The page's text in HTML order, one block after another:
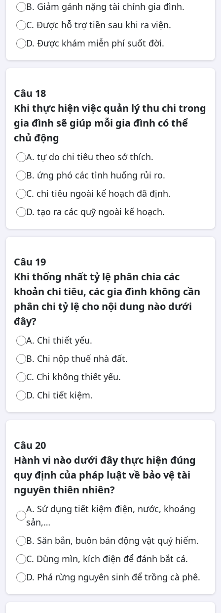
B. Giảm gánh nặng tài chính gia đình.
C. Được hỗ trợ tiền sau khi ra viện.
D. Được khám miễn phí suốt đời.
Câu 18
Khi thực hiện việc quản lý thu chi trong
gia đình sẽ giúp mỗi gia đình có thể
chủ động
A. tự do chi tiêu theo sở thích.
B. ứng phó các tình huống rủi ro.
C. chi tiêu ngoài kế hoạch đã định.
D. tạo ra các quỹ ngoài kế hoạch.
Câu 19
Khi thống nhất tỷ lệ phân chia các
khoản chi tiêu, các gia đình không cần
phân chi tỷ lệ cho nội dung nào dưới
đây?
A. Chi thiết yếu.
B. Chi nộp thuế nhà đất.
C. Chi không thiết yếu.
D. Chi tiết kiệm.
Câu 20
Hành vi nào dưới đây thực hiện đúng
quy định của pháp luật về bảo vệ tài
nguyên thiên nhiên?
A. Sử dụng tiết kiệm điện, nước, khoáng
sản,…
B. Săn bắn, buôn bán động vật quý hiếm.
C. Dùng mìn, kích điện để đánh bắt cá.
D. Phá rừng nguyên sinh để trồng cà phê.